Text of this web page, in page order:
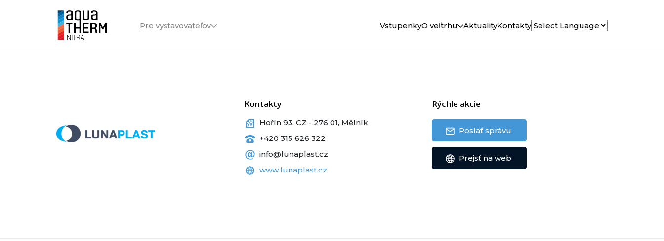
Pre vystavovateľov VstupenkyO veľtrhu AktualityKontakty
Kontakty
Hořín 93, CZ - 276 01, Mělník
+420 315 626 322
info@lunaplast.cz
www.lunaplast.cz
Rýchle akcie
Poslať správu
Prejsť na web